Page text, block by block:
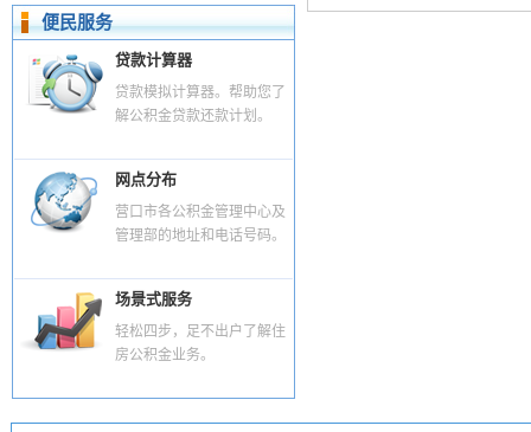
便民服务
贷款计算器
贷款模拟计算器。帮助您了
解公积金贷款还款计划。
网点分布
营口市各公积金管理中心及
管理部的地址和电话号码。
场景式服务
轻松四步，足不出户了解住
房公积金业务。